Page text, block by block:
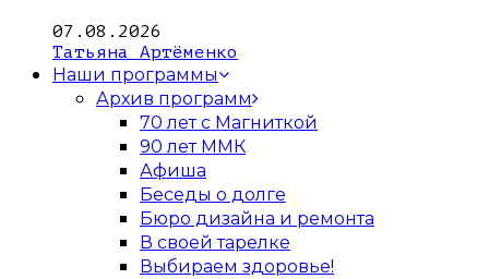
07.08.2026
Татьяна Артёменко
Наши программы
Архив программ
70 лет с Магниткой
90 лет ММК
Афиша
Беседы о долге
Бюро дизайна и ремонта
В своей тарелке
Выбираем здоровье!